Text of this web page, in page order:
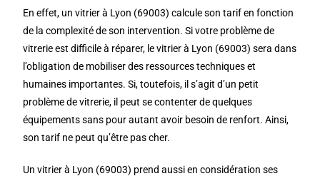
En effet, un vitrier à Lyon (69003) calcule son tarif en fonction
de la complexité de son intervention. Si votre problème de
vitrerie est difficile à réparer, le vitrier à Lyon (69003) sera dans
l’obligation de mobiliser des ressources techniques et
humaines importantes. Si, toutefois, il s’agit d’un petit
problème de vitrerie, il peut se contenter de quelques
équipements sans pour autant avoir besoin de renfort. Ainsi,
son tarif ne peut qu’être pas cher.
Un vitrier à Lyon (69003) prend aussi en considération ses